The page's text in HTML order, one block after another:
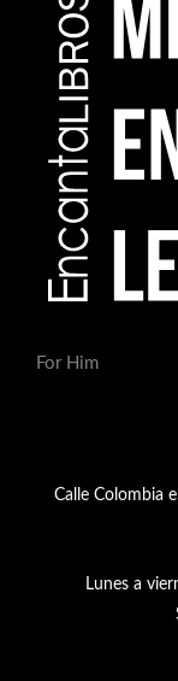
For Him
Calle Colombia
Lunes a